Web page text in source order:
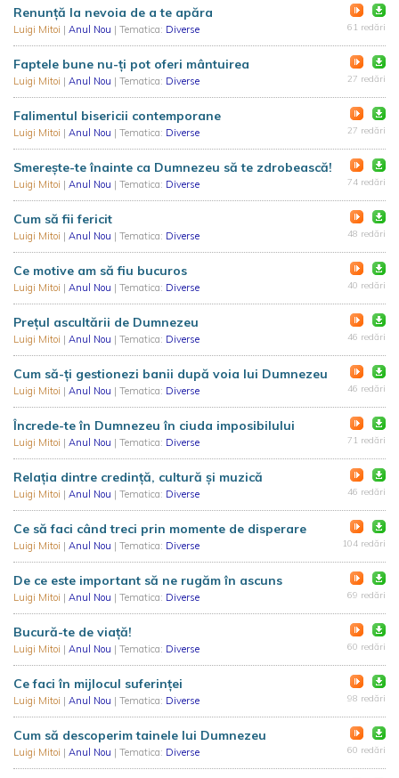
Renunță la nevoia de a te apăra
Luigi Mitoi | Anul Nou | Tematica: Diverse 61 redări
Faptele bune nu-ți pot oferi mântuirea
Luigi Mitoi | Anul Nou | Tematica: Diverse 27 redări
Falimentul bisericii contemporane
Luigi Mitoi | Anul Nou | Tematica: Diverse 27 redări
Smerește-te înainte ca Dumnezeu să te zdrobească!
Luigi Mitoi | Anul Nou | Tematica: Diverse 74 redări
Cum să fii fericit
Luigi Mitoi | Anul Nou | Tematica: Diverse 48 redări
Ce motive am să fiu bucuros
Luigi Mitoi | Anul Nou | Tematica: Diverse 40 redări
Prețul ascultării de Dumnezeu
Luigi Mitoi | Anul Nou | Tematica: Diverse 46 redări
Cum să-ți gestionezi banii după voia lui Dumnezeu
Luigi Mitoi | Anul Nou | Tematica: Diverse 46 redări
Încrede-te în Dumnezeu în ciuda imposibilului
Luigi Mitoi | Anul Nou | Tematica: Diverse 71 redări
Relația dintre credință, cultură și muzică
Luigi Mitoi | Anul Nou | Tematica: Diverse 46 redări
Ce să faci când treci prin momente de disperare
Luigi Mitoi | Anul Nou | Tematica: Diverse 104 redări
De ce este important să ne rugăm în ascuns
Luigi Mitoi | Anul Nou | Tematica: Diverse 69 redări
Bucură-te de viață!
Luigi Mitoi | Anul Nou | Tematica: Diverse 60 redări
Ce faci în mijlocul suferinței
Luigi Mitoi | Anul Nou | Tematica: Diverse 98 redări
Cum să descoperim tainele lui Dumnezeu
Luigi Mitoi | Anul Nou | Tematica: Diverse 60 redări